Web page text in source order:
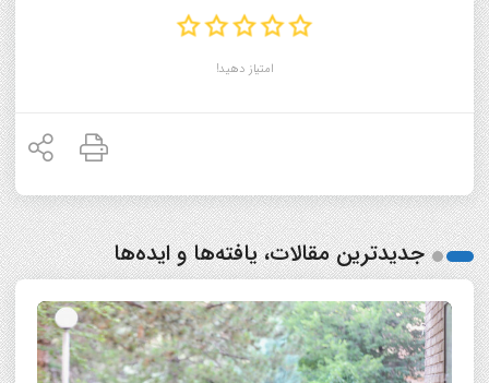
امتیاز دهید!
جدیدترین مقالات، یافته‌ها و ایده‌ها